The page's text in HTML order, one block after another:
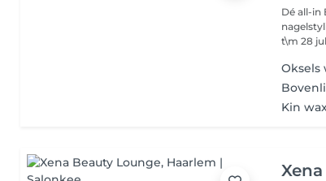
Dé all-in
t\m 28
Oksels
Kin